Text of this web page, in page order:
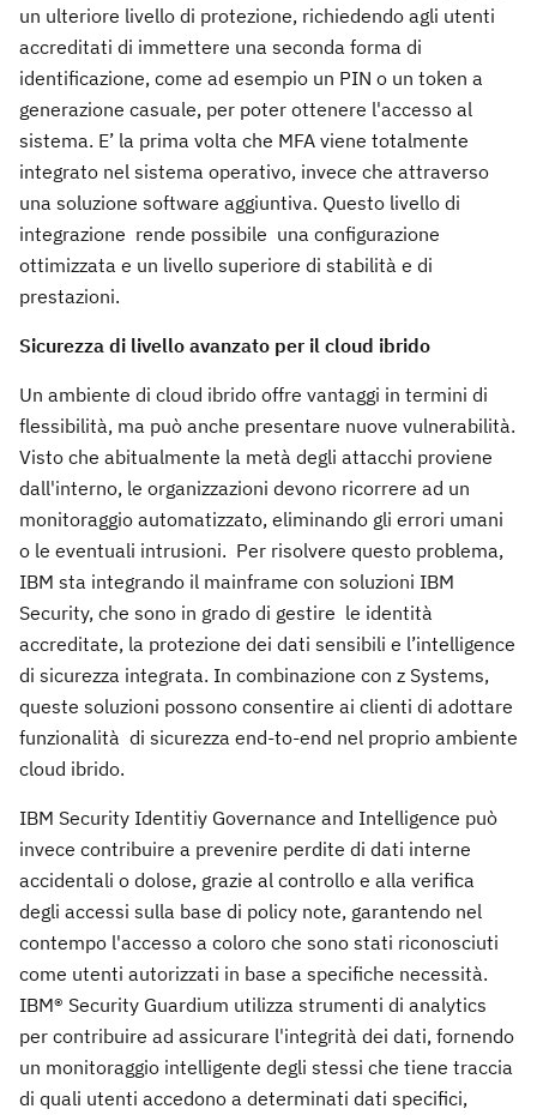
un ulteriore livello di protezione, richiedendo agli utenti
accreditati di immettere una seconda forma di
identificazione, come ad esempio un PIN o un token a
generazione casuale, per poter ottenere l'accesso al
sistema. E’ la prima volta che MFA viene totalmente
integrato nel sistema operativo, invece che attraverso
una soluzione software aggiuntiva. Questo livello di
integrazione rende possibile una configurazione
ottimizzata e un livello superiore di stabilità e di
prestazioni.
Sicurezza di livello avanzato per il cloud ibrido
Un ambiente di cloud ibrido offre vantaggi in termini di
flessibilità, ma può anche presentare nuove vulnerabilità.
Visto che abitualmente la metà degli attacchi proviene
dall'interno, le organizzazioni devono ricorrere ad un
monitoraggio automatizzato, eliminando gli errori umani
o le eventuali intrusioni. Per risolvere questo problema,
IBM sta integrando il mainframe con soluzioni IBM
Security, che sono in grado di gestire le identità
accreditate, la protezione dei dati sensibili e l’intelligence
di sicurezza integrata. In combinazione con z Systems,
queste soluzioni possono consentire ai clienti di adottare
funzionalità di sicurezza end-to-end nel proprio ambiente
cloud ibrido.
IBM Security Identitiy Governance and Intelligence può
invece contribuire a prevenire perdite di dati interne
accidentali o dolose, grazie al controllo e alla verifica
degli accessi sulla base di policy note, garantendo nel
contempo l'accesso a coloro che sono stati riconosciuti
come utenti autorizzati in base a specifiche necessità.
IBM® Security Guardium utilizza strumenti di analytics
per contribuire ad assicurare l'integrità dei dati, fornendo
un monitoraggio intelligente degli stessi che tiene traccia
di quali utenti accedono a determinati dati specifici,